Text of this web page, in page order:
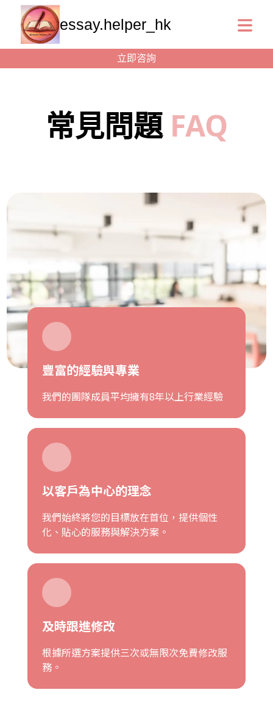
essay.helper_hk
立即咨詢
常見問題 FAQ
豐富的經驗與專業
我們的團隊成員平均擁有8年以上行業經驗
以客戶為中心的理念
我們始終將您的目標放在首位，提供個性
化、貼心的服務與解決方案。
及時跟進修改
根據所選方案提供三次或無限次免費修改服
務。